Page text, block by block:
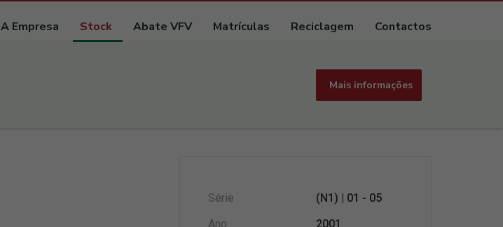
A Empresa Stock Abate VFV Matrículas Reciclagem Contactos
Mais informações
Série
(N1) | 01 - 05
Ano
2001